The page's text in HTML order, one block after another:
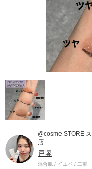
@cosme STORE
店
戸塚
混合肌 / イエベ / 二重